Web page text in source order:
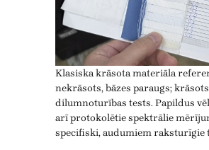
Klasiska krāsota materiāla
nekrāsots, bāzes paraugs;
dilumnoturības tests. Papildus
arī protokolētie spektrālie
specifiski, audumiem raksturīgie